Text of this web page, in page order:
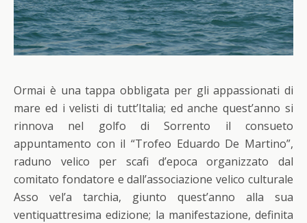
Ormai è una tappa obbligata per gli appassionati di
mare ed i velisti di tutt’Italia; ed anche quest’anno si
rinnova nel golfo di Sorrento il consueto
appuntamento con il “Trofeo Eduardo De Martino”,
raduno velico per scafi d’epoca organizzato dal
comitato fondatore e dall’associazione velico culturale
Asso vel’a tarchia, giunto quest’anno alla sua
ventiquattresima edizione; la manifestazione, definita